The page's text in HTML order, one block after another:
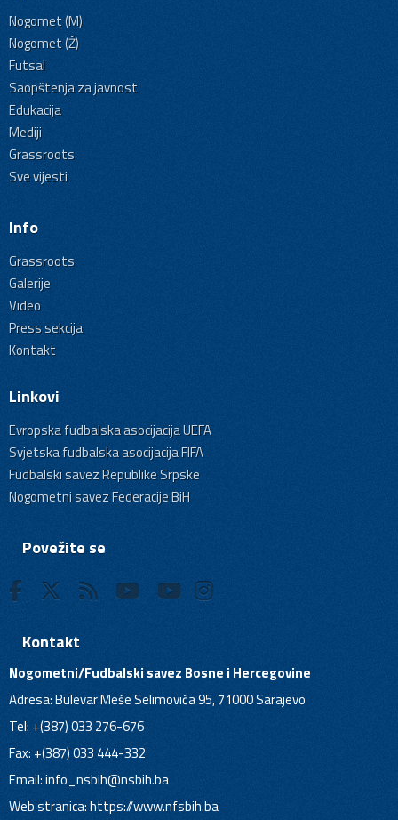
Nogomet (M)
Nogomet (Ž)
Futsal
Saopštenja za javnost
Edukacija
Mediji
Grassroots
Sve vijesti
Info
Grassroots
Galerije
Video
Press sekcija
Kontakt
Linkovi
Evropska fudbalska asocijacija UEFA
Svjetska fudbalska asocijacija FIFA
Fudbalski savez Republike Srpske
Nogometni savez Federacije BiH
Povežite se
Kontakt
Nogometni/Fudbalski savez Bosne i Hercegovine
Adresa: Bulevar Meše Selimovića 95, 71000 Sarajevo
Tel: +(387) 033 276-676
Fax: +(387) 033 444-332
Email:info_nsbih@nsbih.ba
Web stranica: https://www.nfsbih.ba